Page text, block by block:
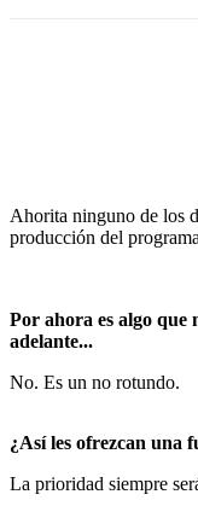
Ahorita ninguno de los
producción del
Por ahora es algo que
adelante...
No. Es un no rotundo.
¿Así les ofrezcan una
La prioridad siempre